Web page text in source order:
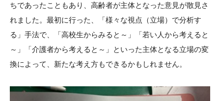
ちであったこともあり、高齢者が主体となった意見が散見さ
れました。最初に行った、「様々な視点（立場）で分析す
る」手法で、「高校生からみると～」「若い人から考えると
～」「介護者から考えると～」といった主体となる立場の変
換によって、新たな考え方もできるかもしれません。